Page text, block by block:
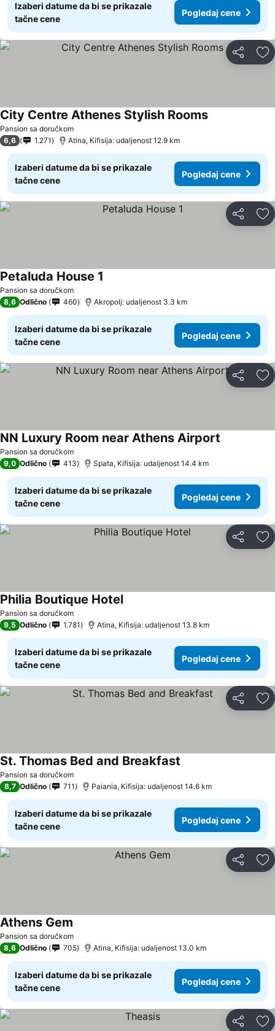
Izaberi datume da bi se prikazale
tačne cene
Pogledaj cene
Deli
Pansion sa doručkom
City Centre Athenes Stylish RoomsPogledaj cene
6,6 1.271 Atina, Kifisija: udaljenost 12.9 km
Izaberi datume da bi se prikazale
tačne cene
Pogledaj cene
Deli
Pansion sa doručkom
Petaluda House 1
8,6 Odlično 460 Akropolj: udaljenost 3.3 km
Izaberi datume da bi se prikazale
tačne cene
Pogledaj cene
Deli
Pansion sa doručkom
NN Luxury Room near Athens Airport
9,0 Odlično 413 Spata, Kifisija: udaljenost 14.4 km
Izaberi datume da bi se prikazale
tačne cene
Pogledaj cene
Deli
Pansion sa doručkom
Philia Boutique HotelPogledaj cene
9,5 Odlično 1.781 Atina, Kifisija: udaljenost 13.8 km
Izaberi datume da bi se prikazale
tačne cene
Pogledaj cene
Deli
Pansion sa doručkom
St. Thomas Bed and Breakfast
8,7 Odlično 711 Paiania, Kifisija: udaljenost 14.6 km
Izaberi datume da bi se prikazale
tačne cene
Pogledaj cene
Deli
Pansion sa doručkom
Athens Gem
8,6 Odlično 705 Atina, Kifisija: udaljenost 13.0 km
Izaberi datume da bi se prikazale
tačne cene
Pogledaj cene
Deli